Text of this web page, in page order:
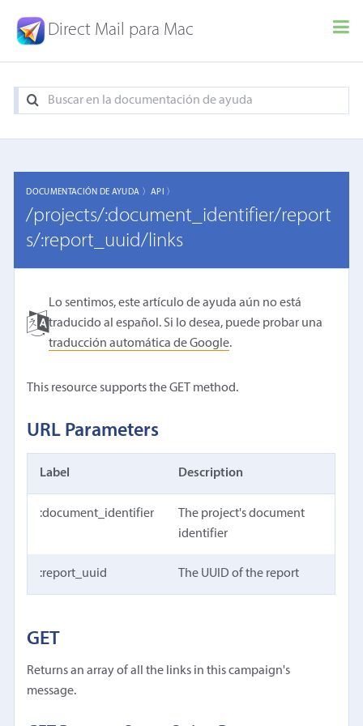
Direct Mail para Mac
DOCUMENTACIÓN DE AYUDA 〉API 〉
/projects/:document_identifier/report
s/:report_uuid/links
Lo sentimos, este artículo de ayuda aún no está
traducido al español. Si lo desea, puede probar una
traducción automática de Google.
This resource supports the GET method.
URL Parameters
Label Description
:document_identifier
The project's document
identifier
:report_uuid The UUID of the report
GET
Returns an array of all the links in this campaign's
message.